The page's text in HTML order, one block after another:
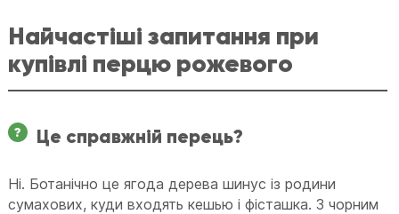
Найчастіші запитання при
купівлі перцю рожевого
Це справжній перець?
Ні. Ботанічно це ягода дерева шинус із родини
сумахових, куди входять кешью і фісташка. З чорним